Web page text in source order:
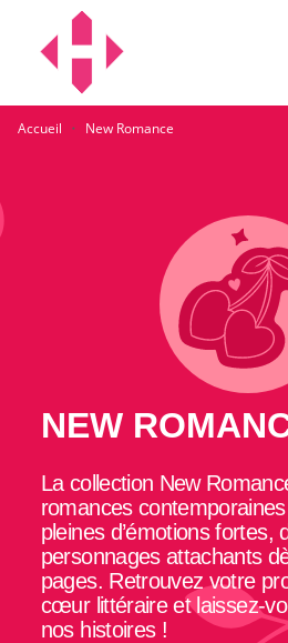
MENU
Accueil · New Romance
NEW
La collection New
romances
pleines d’émotions fortes,
personnages attachants
pages. Retrouvez votre
cœur littéraire et laissez-
nos histoires !